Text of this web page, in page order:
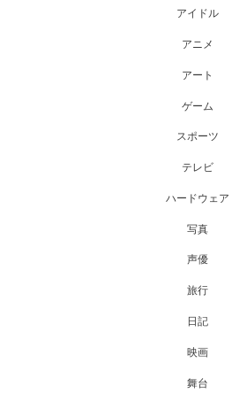
アイドル
アニメ
アート
ゲーム
スポーツ
テレビ
ハードウェア
写真
声優
旅行
日記
映画
舞台